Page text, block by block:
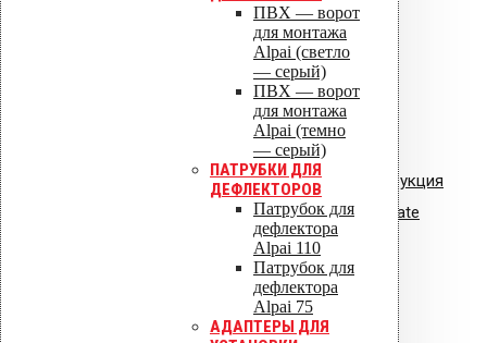
ПВХ — ворот
для монтажа
Alpai (светло
— серый)
ПВХ — ворот
для монтажа
Alpai (темно
— серый)
ПАТРУБКИ ДЛЯ
ДЕФЛЕКТОРОВ
Патрубок для
дефлектора
Alpai 110
Патрубок для
дефлектора
Alpai 75
АДАПТЕРЫ ДЛЯ
Инструкция
по монтажу: Vilpe HS Huopa/State
проходной элемент